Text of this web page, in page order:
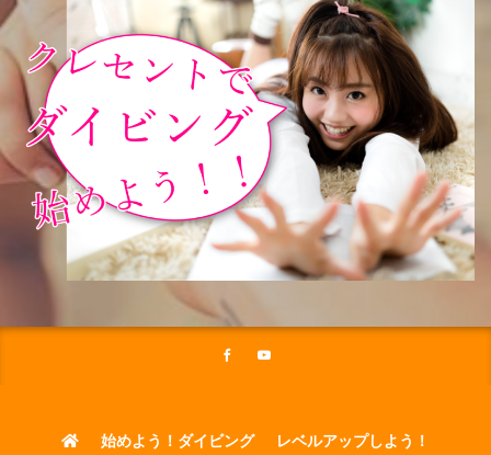
始めよう！ダイビング レベルアップしよう！